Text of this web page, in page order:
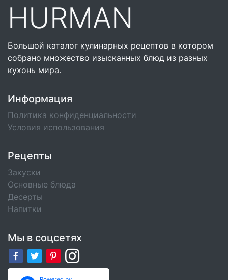
HURMAN
Большой каталог кулинарных рецептов в котором
собрано множество изысканных блюд из разных
кухонь мира.
Информация
Политика конфиденциальности
Условия использования
Рецепты
Закуски
Основные блюда
Десерты
Напитки
Мы в соцсетях